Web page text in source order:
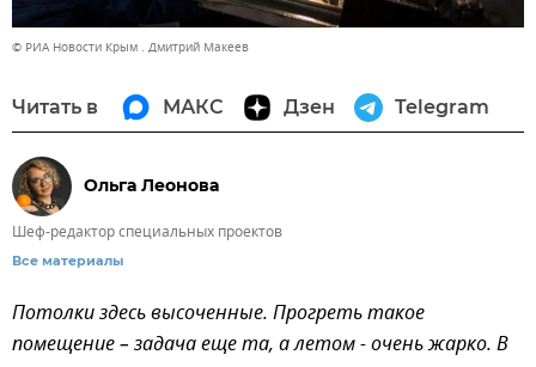
© РИА Новости Крым . Дмитрий Макеев
Читать в МАКС Дзен Telegram
Ольга Леонова
Шеф-редактор специальных проектов
Все материалы
Потолки здесь высоченные. Прогреть такое
помещение – задача еще та, а летом - очень жарко. В